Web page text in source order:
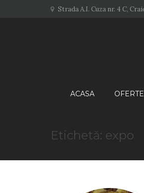
Strada A.I. Cuza nr. 4 C,
ACASA
Etichetă: expo